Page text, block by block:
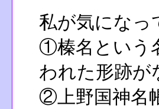
私が気になっ
①榛名という
われた形跡が
②上野国神名